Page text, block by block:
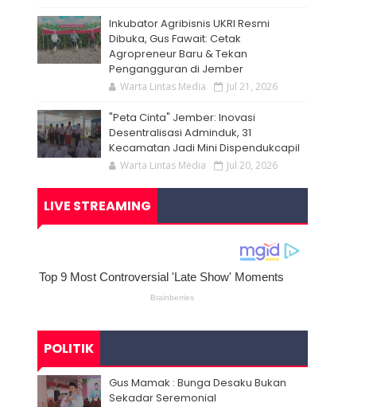
Inkubator Agribisnis UKRI Resmi
Dibuka, Gus Fawait: Cetak
Agropreneur Baru & Tekan
Pengangguran di Jember
Warta Lintas Media Jul 21, 2026
"Peta Cinta" Jember: Inovasi
Desentralisasi Adminduk, 31
Kecamatan Jadi Mini Dispendukcapil
Warta Lintas Media Jul 20, 2026
LIVE STREAMING
POLITIK
Gus Mamak : Bunga Desaku Bukan
Sekadar Seremonial